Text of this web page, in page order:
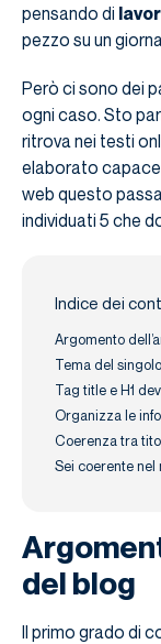
pensando di
pezzo su un
Però ci sono dei
ogni caso. Sto
ritrova nei testi
elaborato
web questo
individuati 5 che
Indice dei
Argomento
Tema del
Tag title e H1
Organizza le
Coerenza tra
Sei coerente
del blog
Il primo grado di